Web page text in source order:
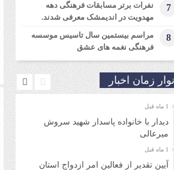
7
نفرات برتر مسابقات فرهنگی دهه
مهدویت در اندیمشک معرفی شدند.
8
مراسم بیستمین سال تاسیس موسسه
فرهنگی نغمه های عشق
نوار زمان اخبار
1 ماه قبل
دیدار با خانواده پاسدار شهید سروش
میرعالی
1 ماه قبل
آیین تقدیر از فعالین امر ازدواج استان